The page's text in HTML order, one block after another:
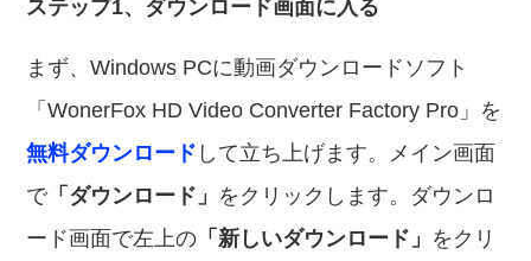
ステップ1、ダウンロード画面に入る
まず、Windows PCに動画ダウンロードソフト
「WonerFox HD Video Converter Factory Pro」を
無料ダウンロード して立ち上げます。メイン画面
で「ダウンロード」 をクリックします。ダウンロ
ード画面で左上の 「新しいダウンロード」 をクリ